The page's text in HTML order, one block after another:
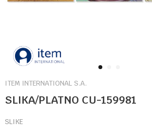
1
ITEM INTERNATIONAL S.A.
SLIKA/PLATNO CU-159981
SLIKE